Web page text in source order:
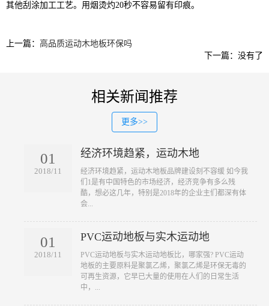
其他刮涂加工工艺。用烟烫灼20秒不容易留有印痕。
上一篇： 高品质运动木地板环保吗
下一篇：没有了
相关新闻推荐
更多>>
01
2018/11
经济环境趋紧，运动木地
​经济环境趋紧，运动木地板品牌建设刻不容缓 如今我
们1是有中国特色的市场经济，经济竞争有多么残
酷，想必这几年，特别是2018年的企业主们都深有体
会...
01
2018/11
PVC运动地板与实木运动地
​PVC运动地板与实木运动地板比，哪家强? PVC运动
地板的主要原料是聚氯乙烯，聚氯乙烯是环保无毒的
可再生资源，它早已大量的使用在人们的日常生活
中，...